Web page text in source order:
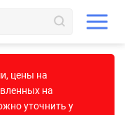
цены на
на
уточнить у